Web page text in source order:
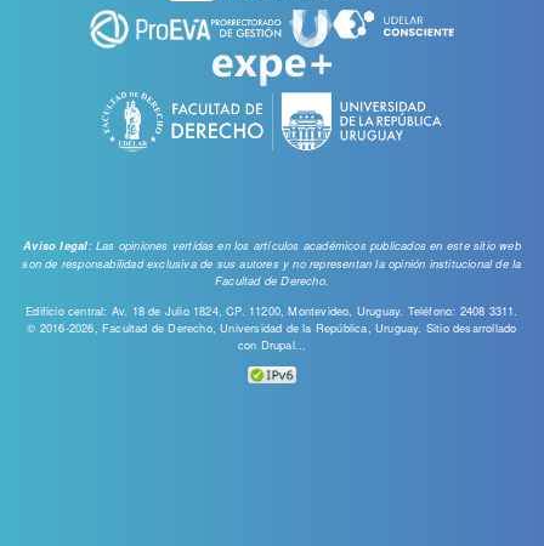
Aviso legal: Las opiniones vertidas en los artículos académicos publicados en este sitio web
son de responsabilidad exclusiva de sus autores y no representan la opinión institucional de la
Facultad de Derecho.
Edificio central: Av. 18 de Julio 1824, CP. 11200, Montevideo, Uruguay. Teléfono: 2408 3311.
© 2016-2026, Facultad de Derecho, Universidad de la República, Uruguay. Sitio desarrollado
con Drupal...